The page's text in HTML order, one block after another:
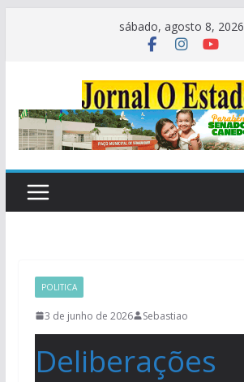
sábado, agosto 8, 2026
POLITICA
3 de junho de 2026 Sebastiao
Deliberações